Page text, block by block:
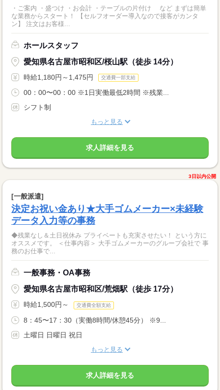
・ご案内 ・盛つけ ・お会計 ・テーブルの片付け など まずは簡単
な業務からスタート！ 【セルフオーダー導入なので接客がカンタ
ン】 注文はお客様...
ホールスタッフ
愛知県名古屋市昭和区/桜山駅（徒歩 14分）
時給1,180円～1,475円 交通費一部支給
00：00〜00：00 ※1日実働最低2時間 ※残業...
シフト制
もっと見る
求人詳細を見る
3日以内公開
[一般派遣]
決定お祝い金あり★大手ゴムメーカー×未経験
データ入力等の事務
◆残業なし＆土日祝休み プライベートも充実させたい！ という方に
オススメです。 ＜仕事内容＞ 大手ゴムメーカーのグループ会社で 事
務のお仕事で...
一般事務・OA事務
愛知県名古屋市昭和区/荒畑駅（徒歩 17分）
時給1,500円～ 交通費全額支給
8：45〜17：30（実働8時間/休憩45分） ※9...
土曜日 日曜日 祝日
もっと見る
求人詳細を見る